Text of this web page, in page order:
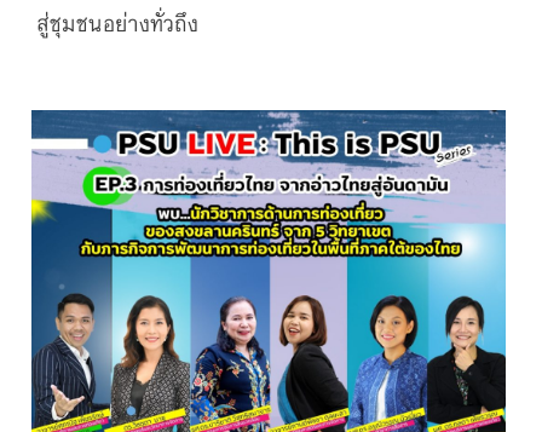
สู่ชุมชนอย่างทั่วถึง